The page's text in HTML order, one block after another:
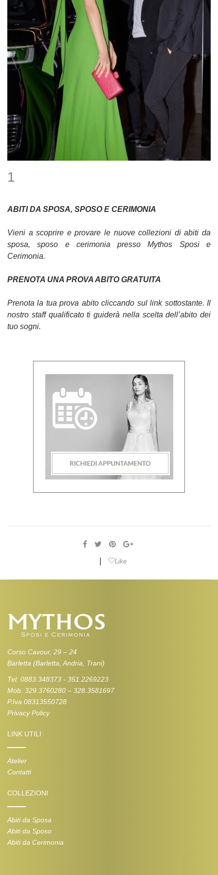
1
ABITI DA SPOSA, SPOSO E CERIMONIA
Vieni a scoprire e provare le nuove collezioni di abiti da
sposa, sposo e cerimonia presso Mythos Sposi e
Cerimonia.
PRENOTA UNA PROVA ABITO GRATUITA
Prenota la tua prova abito cliccando sul link sottostante. Il
nostro staff qualificato ti guiderà nella scelta dell’abito dei
tuo sogni.
Like
Corso Cavour, 29 – 24
Barletta (Barletta, Andria, Trani)
Tel: 0883.348373 - 351.2269223
Mob. 329.3760280 – 328.3581697
P.Iva 08313550728
Privacy Policy
LINK UTILI
Atelier
Contatti
COLLEZIONI
Abiti da Sposa
Abiti da Sposo
Abiti da Cerimonia